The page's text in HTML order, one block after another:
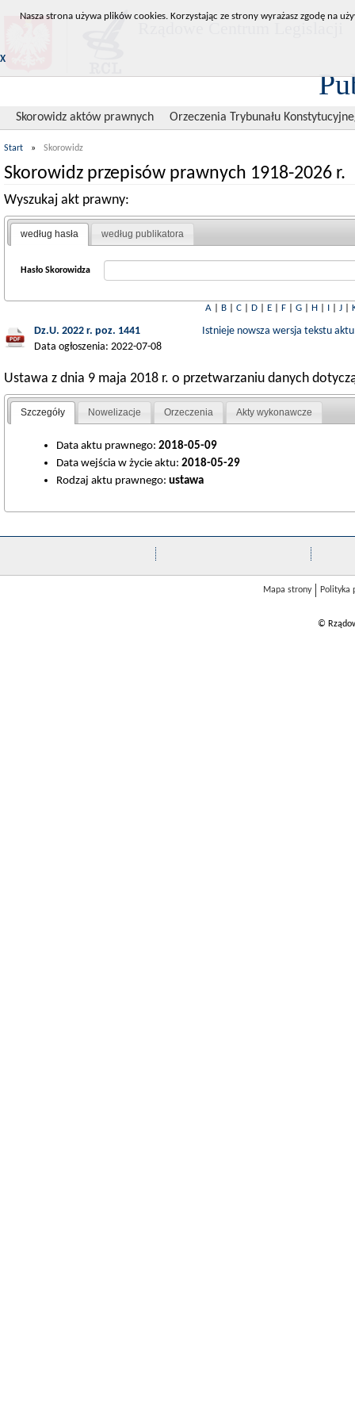
Skorowidz aktów prawnych Orzeczenia Trybunału
Start » Skorowidz
Skorowidz przepisów prawnych 1918-2026 r.
Wyszukaj akt prawny:
według hasła według publikatora
Hasło Skorowidza
A| B| C| D| E| F| G| H| I| J|
Dz.U. 2022 r. poz. 1441
Data ogłoszenia: 2022-07-08
Istnieje nowsza wersja tekstu aktu
Ustawa z dnia 9 maja 2018 r. o przetwarzaniu danych
Szczegóły Nowelizacje Orzeczenia Akty wykonawcze
Data aktu prawnego: 2018-05-09
Data wejścia w życie aktu: 2018-05-29
Rodzaj aktu prawnego: ustawa
Mapa strony Polityka
©
Nasza strona używa plików cookies. Korzystając ze strony wyrażasz zgodę na
X